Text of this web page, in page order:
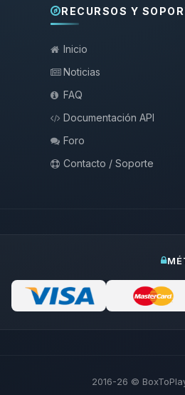
RECURSOS Y
Inicio
Noticias
FAQ
Documentación API
Foro
Contacto / Soporte
2016-26 ©